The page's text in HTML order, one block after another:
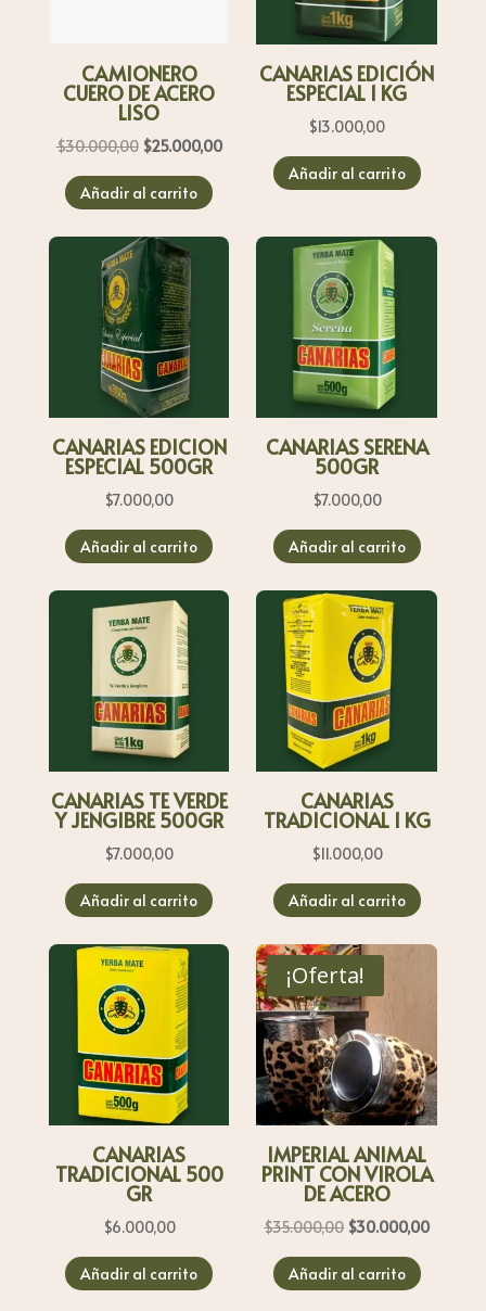
CAMIONERO
CUERO DE ACERO
LISO
$30.000,00 El
precio
original
$30.000,00.
$25.000,00El
Añadir al carrito
CANARIAS EDICIÓN
ESPECIAL 1 KG
$13.000,00
Añadir al carrito
CANARIAS EDICION
ESPECIAL 500GR
$7.000,00
Añadir al carrito
CANARIAS SERENA
500GR
$7.000,00
Añadir al carrito
CANARIAS TE VERDE
Y JENGIBRE 500GR
$7.000,00
Añadir al carrito
CANARIAS
TRADICIONAL 1 KG
$11.000,00
Añadir al carrito
CANARIAS
TRADICIONAL 500
GR
$6.000,00
Añadir al carrito
¡Oferta!
IMPERIAL ANIMAL
PRINT CON VIROLA
DE ACERO
$35.000,00 El
precio
original
$30.000,00El
Añadir al carrito